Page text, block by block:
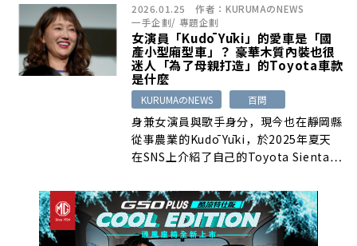
2026.01.25 作者： KURUMAのNEWS
一手企劃/ 專題企劃
女演員「Kudō Yūki」的愛車是「國
產小型廂型車」？ 豪華木質內裝也很
迷人「為了母親打造」的Toyota車款
是什麼
KURUMAのNEWS 百問
身兼女演員與歌手身分，現今也在靜岡縣
從事農業的Kudō Yūki，於2025年夏天
在SNS上介紹了自己的Toyota Sienta…